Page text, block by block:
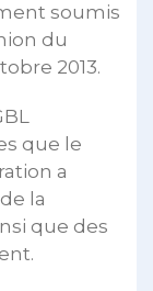
soumis
du
2013.
que le
a
la
que des